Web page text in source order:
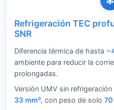
Refrigeración TEC
SNR
Diferencia térmica de hasta
ambiente para reducir la
prolongadas.
Versión UMV sin
33 mm³, con peso de solo 70